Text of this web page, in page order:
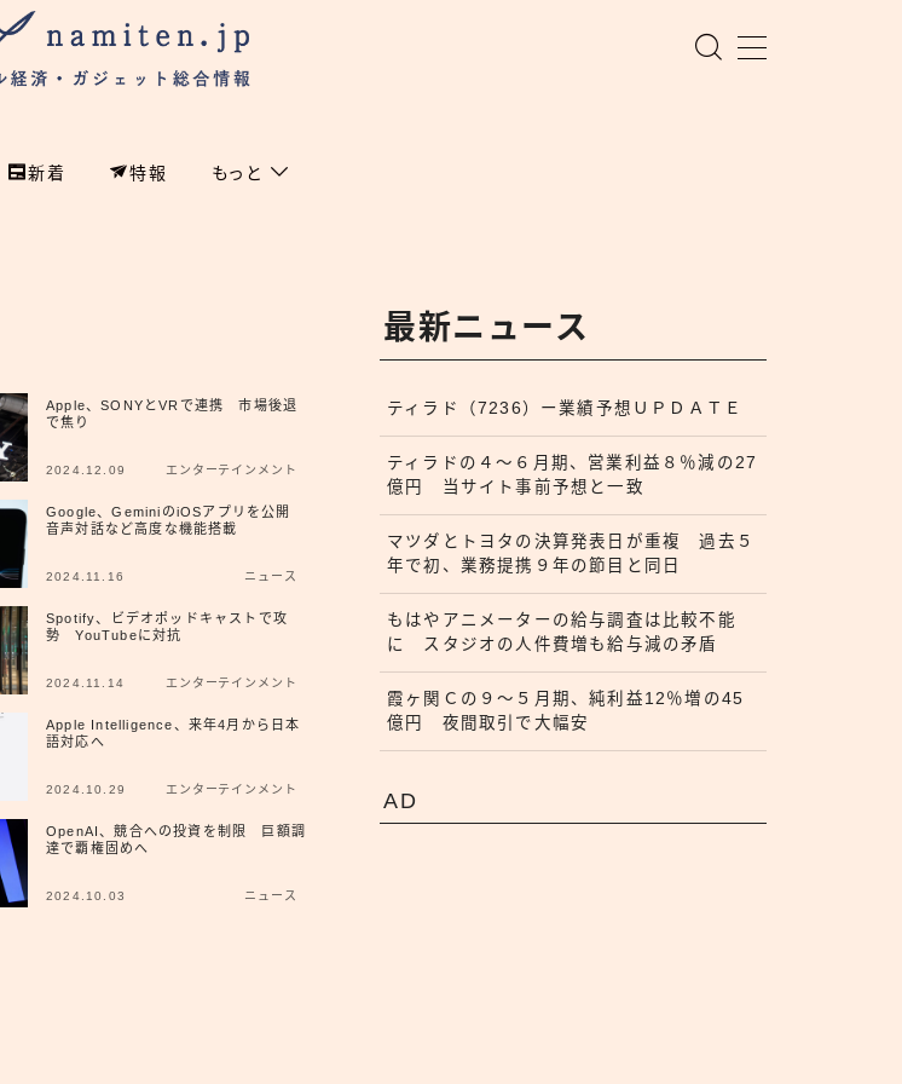
新着 特報 もっと
危機管理
Apple、SONYとVRで連携 市場後退
で焦り
2024.12.09 エンターテインメント
Google、GeminiのiOSアプリを公開
音声対話など高度な機能搭載
2024.11.16 ニュース
Spotify、ビデオポッドキャストで攻
勢 YouTubeに対抗
2024.11.14 エンターテインメント
Apple Intelligence、来年4月から日本
語対応へ
2024.10.29 エンターテインメント
OpenAI、競合への投資を制限 巨額調
達で覇権固めへ
2024.10.03 ニュース
最新ニュース
ティラド（7236）ー業績予想ＵＰＤＡＴＥ
ティラドの４〜６月期、営業利益８％減の27
億円 当サイト事前予想と一致
マツダとトヨタの決算発表日が重複 過去５
年で初、業務提携９年の節目と同日
もはやアニメーターの給与調査は比較不能
に スタジオの人件費増も給与減の矛盾
霞ヶ関Ｃの９〜５月期、純利益12％増の45
億円 夜間取引で大幅安
AD